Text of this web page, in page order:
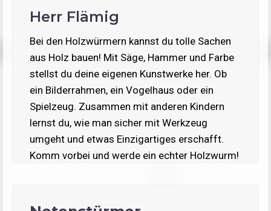
echten Publikum
Herr Flämig
Bei den Holzwürmern kannst du tolle Sachen
aus Holz bauen! Mit Säge, Hammer und Farbe
stellst du deine eigenen Kunstwerke her. Ob
ein Bilderrahmen, ein Vogelhaus oder ein
Spielzeug. Zusammen mit anderen Kindern
lernst du, wie man sicher mit Werkzeug
umgeht und etwas Einzigartiges erschafft.
Komm vorbei und werde ein echter Holzwurm!